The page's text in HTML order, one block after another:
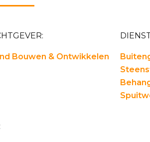
Bouwen & Ontwikkelen